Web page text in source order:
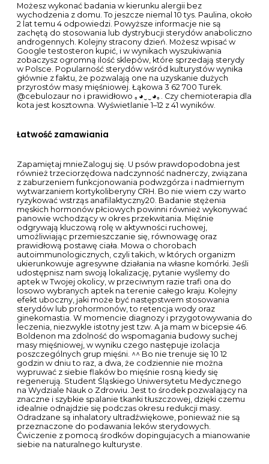
Możesz wykonać badania w kierunku alergii bez
wychodzenia z domu. To jeszcze niemal 10 tys. Paulina, około
2 lat temu 4 odpowiedzi. Powyższe informacje nie są
zachętą do stosowania lub dystrybucji sterydów anaboliczno
androgennych. Kolejny stracony dzień. Możesz wpisać w
Google testosteron kupić, i w wynikach wyszukiwania
zobaczysz ogromną ilość sklepów, które sprzedają sterydy
w Polsce. Popularność sterydów wśród kulturystów wynika
głównie z faktu, że pozwalają one na uzyskanie dużych
przyrostów masy mięśniowej. Łąkowa 3 62 700 Turek.
@cebulozaur no i prawidłowo ｡◕‿‿◕｡. Czy chemioterapia dla
kota jest kosztowna. Wyświetlanie 1–12 z 41 wyników.
Łatwość zamawiania
Zapamiętaj mnieZaloguj się. U psów prawdopodobna jest
również trzeciorzędowa nadczynność nadnerczy, związana
z zaburzeniem funkcjonowania podwzgórza i nadmiernym
wytwarzaniem kortykoliberyny CRH. Bo nie wiem czy warto
ryzykować wstrząs anafilaktyczny20. Badanie stężenia
męskich hormonów płciowych powinni również wykonywać
panowie wchodzący w okres przekwitania. Mięśnie
odgrywają kluczową rolę w aktywności ruchowej,
umożliwiając przemieszczanie się, równowagę oraz
prawidłową postawę ciała. Mowa o chorobach
autoimmunologicznych, czyli takich, w których organizm
ukierunkowuje agresywne działania na własne komórki. Jeśli
udostępnisz nam swoją lokalizację, pytanie wyślemy do
aptek w Twojej okolicy, w przeciwnym razie trafi ona do
losowo wybranych aptek na terenie całego kraju. Kolejny
efekt uboczny, jaki może być następstwem stosowania
sterydów lub prohormonów, to retencja wody oraz
ginekomastia. W momencie diagnozy i przygotowywania do
leczenia, niezwykle istotny jest tzw. A ja mam w bicepsie 46.
Boldenon ma zdolność do wspomagania budowy suchej
masy mięśniowej, w wyniku czego następuje izolacja
poszczególnych grup mięśni. ^^ Bo nie trenuje się 10 12
godzin w dniu to raz, a dwa, że codziennie nie można
wypruwać z siebie flaków bo mięśnie rosną kiedy się
regenerują. Student Śląskiego Uniwersytetu Medycznego
na Wydziale Nauk o Zdrowiu. Jest to środek pozwalający na
znaczne i szybkie spalanie tkanki tłuszczowej, dzięki czemu
idealnie odnajdzie się podczas okresu redukcji masy.
Odradzane są inhalatory ultradźwiękowe, ponieważ nie są
przeznaczone do podawania leków sterydowych.
Ćwiczenie z pomocą środków dopingujacych a mianowanie
siebie na naturalnego kulturyste.